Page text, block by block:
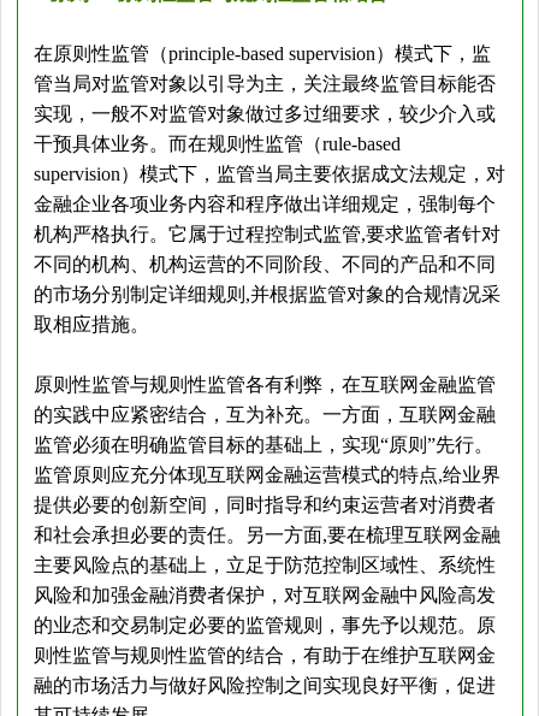
在原则性监管（principle-based supervision）模式下，监
管当局对监管对象以引导为主，关注最终监管目标能否
实现，一般不对监管对象做过多过细要求，较少介入或
干预具体业务。而在规则性监管（rule-based
supervision）模式下，监管当局主要依据成文法规定，对
金融企业各项业务内容和程序做出详细规定，强制每个
机构严格执行。它属于过程控制式监管,要求监管者针对
不同的机构、机构运营的不同阶段、不同的产品和不同
的市场分别制定详细规则,并根据监管对象的合规情况采
取相应措施。
原则性监管与规则性监管各有利弊，在互联网金融监管
的实践中应紧密结合，互为补充。一方面，互联网金融
监管必须在明确监管目标的基础上，实现“原则”先行。
监管原则应充分体现互联网金融运营模式的特点,给业界
提供必要的创新空间，同时指导和约束运营者对消费者
和社会承担必要的责任。另一方面,要在梳理互联网金融
主要风险点的基础上，立足于防范控制区域性、系统性
风险和加强金融消费者保护，对互联网金融中风险高发
的业态和交易制定必要的监管规则，事先予以规范。原
则性监管与规则性监管的结合，有助于在维护互联网金
融的市场活力与做好风险控制之间实现良好平衡，促进